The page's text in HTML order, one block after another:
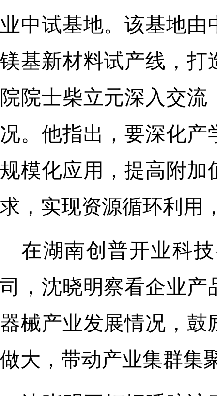
业中试基地。该基地
镁基新材料试产线，打
院院士柴立元深入交
况。他指出，要深化
规模化应用，提高附
求，实现资源循环利用
在湖南创普开业科
司，沈晓明察看企业产
器械产业发展情况，
做大，带动产业集群集